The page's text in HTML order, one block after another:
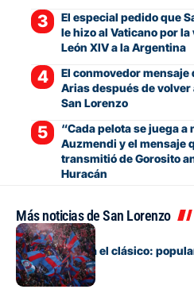
El especial pedido que
le hizo al Vaticano por la
León XIV a la Argentina
El conmovedor mensaje
Arias después de volver
San Lorenzo
“Cada pelota se juega a
Auzmendi y el mensaje
transmitió de Gorosito
Huracán
Más noticias de San Lorenzo
Fútbol
Boedo ya juega el clásico:
Huracán